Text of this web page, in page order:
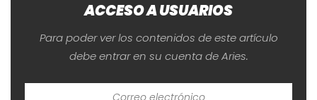
ACCESO A USUARIOS
Para poder ver los contenidos de este artículo
debe entrar en su cuenta de Aries.